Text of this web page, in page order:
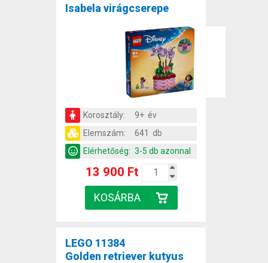
Isabela virágcserepe
Korosztály:
9+ év
Elemszám:
641 db
Elérhetőség: 3-5 db azonnal
13 900 Ft
LEGO 11384
Golden retriever kutyus